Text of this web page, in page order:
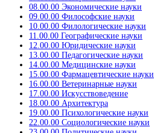
08.00.00 Экономические науки
09.00.00 Философские науки
10.00.00 Филологические науки
11.00.00 Географические науки
12.00.00 Юридические науки
13.00.00 Педагогические науки
14.00.00 Медицинские науки
15.00.00 Фармацевтические науки
16.00.00 Ветеринарные науки
17.00.00 Искусствоведение
18.00.00 Архитектура
19.00.00 Психологические науки
22.00.00 Социологические науки